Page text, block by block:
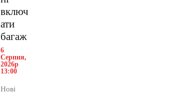
включ
ати
багаж
6
Серпня,
2026р
13:00
Нові